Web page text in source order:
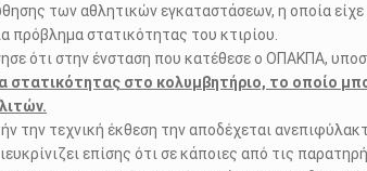
των αθλητικών εγκαταστάσεων, η οποία
πρόβλημα στατικότητας του κτιρίου.
ότι στην ένσταση που κατέθεσε ο ΟΠΑΚΠΑ,
στατικότητας στο κολυμβητήριο, το οποίο
την τεχνική έκθεση την αποδέχεται
επίσης ότι σε κάποιες από τις